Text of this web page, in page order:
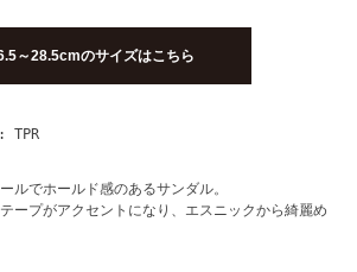
～28.5cmのサイズはこちら
TPR
ルでホールド感のあるサンダル。
ープがアクセントになり、エスニックから綺麗め